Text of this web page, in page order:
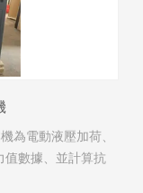
電動液壓加荷、
數據、並計算抗